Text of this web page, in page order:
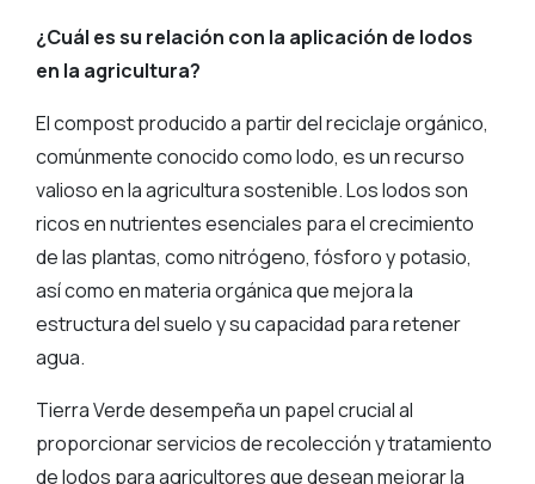
¿Cuál es su relación con la aplicación de lodos
en la agricultura?
El compost producido a partir del reciclaje orgánico,
comúnmente conocido como lodo, es un recurso
valioso en la agricultura sostenible. Los lodos son
ricos en nutrientes esenciales para el crecimiento
de las plantas, como nitrógeno, fósforo y potasio,
así como en materia orgánica que mejora la
estructura del suelo y su capacidad para retener
agua.
Tierra Verde desempeña un papel crucial al
proporcionar servicios de recolección y tratamiento
de lodos para agricultores que desean mejorar la